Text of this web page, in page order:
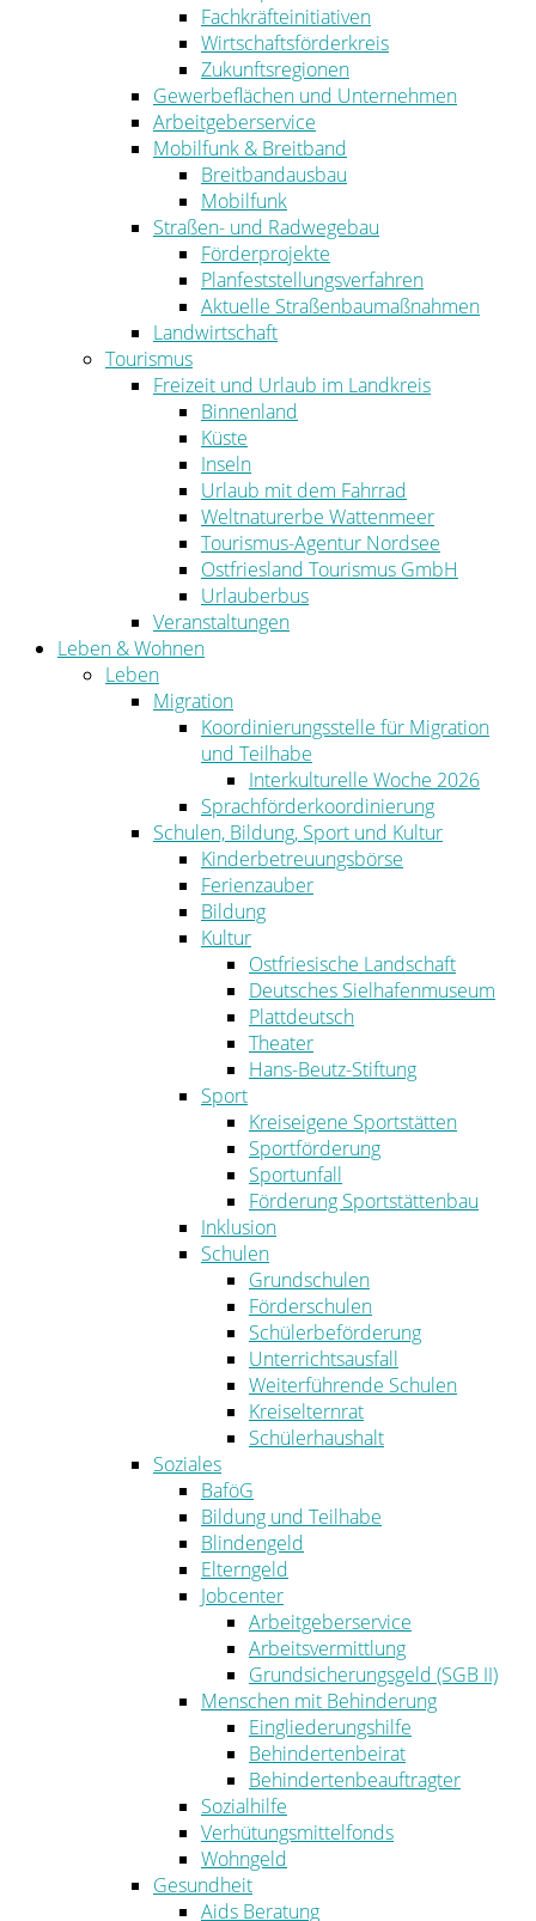
Fachkräfteinitiativen
Wirtschaftsförderkreis
Zukunftsregionen
Gewerbeflächen und Unternehmen
Arbeitgeberservice
Mobilfunk & Breitband
Breitbandausbau
Mobilfunk
Straßen- und Radwegebau
Förderprojekte
Planfeststellungsverfahren
Aktuelle Straßenbaumaßnahmen
Landwirtschaft
Tourismus
Freizeit und Urlaub im Landkreis
Binnenland
Küste
Inseln
Urlaub mit dem Fahrrad
Weltnaturerbe Wattenmeer
Tourismus-Agentur Nordsee
Ostfriesland Tourismus GmbH
Urlauberbus
Veranstaltungen
Leben & Wohnen
Leben
Migration
Koordinierungsstelle für Migration
und Teilhabe
Interkulturelle Woche 2026
Sprachförderkoordinierung
Schulen, Bildung, Sport und Kultur
Kinderbetreuungsbörse
Ferienzauber
Bildung
Kultur
Ostfriesische Landschaft
Deutsches Sielhafenmuseum
Plattdeutsch
Theater
Hans-Beutz-Stiftung
Sport
Kreiseigene Sportstätten
Sportförderung
Sportunfall
Förderung Sportstättenbau
Inklusion
Schulen
Grundschulen
Förderschulen
Schülerbeförderung
Unterrichtsausfall
Weiterführende Schulen
Kreiselternrat
Schülerhaushalt
Soziales
BaföG
Bildung und Teilhabe
Blindengeld
Elterngeld
Jobcenter
Arbeitgeberservice
Arbeitsvermittlung
Grundsicherungsgeld (SGB II)
Menschen mit Behinderung
Eingliederungshilfe
Behindertenbeirat
Behindertenbeauftragter
Sozialhilfe
Verhütungsmittelfonds
Wohngeld
Gesundheit
Aids Beratung